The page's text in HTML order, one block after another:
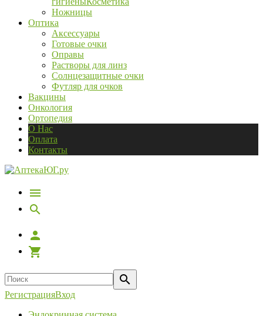
Ножницы
Оптика
Аксессуары
Готовые очки
Оправы
Растворы для линз
Солнцезащитные очки
Футляр для очков
Вакцины
Онкология
Ортопедия
О Нас
Оплата
Контакты
РегистрацияВход